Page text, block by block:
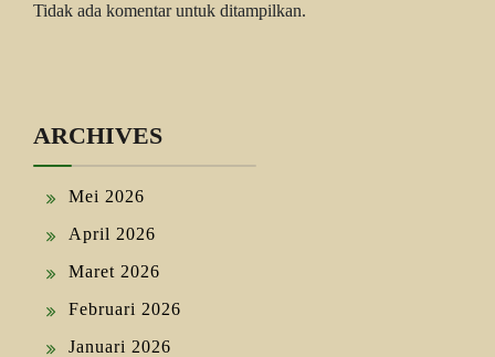
Tidak ada komentar untuk ditampilkan.
ARCHIVES
Mei 2026
April 2026
Maret 2026
Februari 2026
Januari 2026